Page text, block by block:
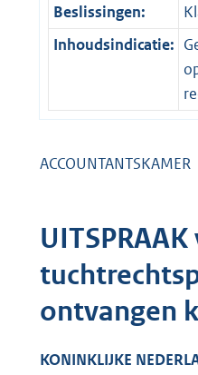
Beslissingen:
Inhoudsindicatie:
ACCOUNTANTSKAMER
ontvangen
KONINKLIJKE